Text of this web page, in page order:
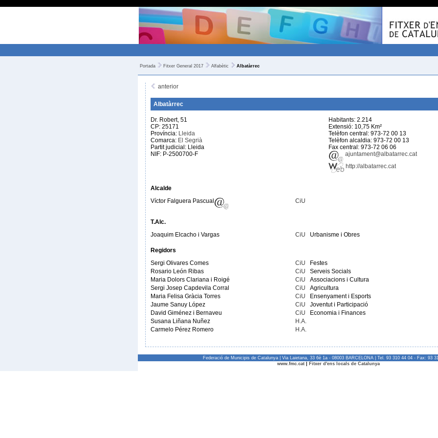
Portada Fitxer General 2017 Alfabètic Albatàrrec
anterior
Albatàrrec
Dr. Robert, 51
CP: 25171
Província: Lleida
Comarca: El Segrià
Partit judicial: Lleida
NIF: P-2500700-F
Habitants: 2.214
Extensió: 10,75 Km²
Telèfon central: 973-72 00 13
Telèfon alcaldia: 973-72 00 13
Fax central: 973-72 06 06
ajuntament@albatarrec.cat
http://albatarrec.cat
Alcalde
Víctor Falguera Pascual
CiU
T.Alc.
Joaquim Elcacho i Vargas
CiU Urbanisme i Obres
Regidors
Sergi Olivares Comes
CiU
Festes
Rosario León Ribas
CiU
Serveis Socials
Maria Dolors Clariana i Roigé
CiU
Associacions i Cultura
Sergi Josep Capdevila Corral
CiU
Agricultura
Maria Felisa Gràcia Torres
CiU
Ensenyament i Esports
Jaume Sanuy López
CiU
Joventut i Participació
David Giménez i Bernaveu
CiU
Economia i Finances
Susana Liñana Nuñez
H.A.
Carmelo Pérez Romero
H.A.
Federació de Municipis de Catalunya | Via Laietana, 33 6è 1a - 08003 BARCELONA | Tel. 93 310 44 04 - Fax: 93
www.fmc.cat
Fitxer d'ens locals de Catalunya